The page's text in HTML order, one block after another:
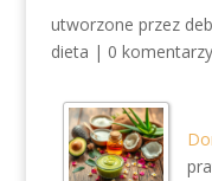
utworzone przez
dieta | 0 komentarzy